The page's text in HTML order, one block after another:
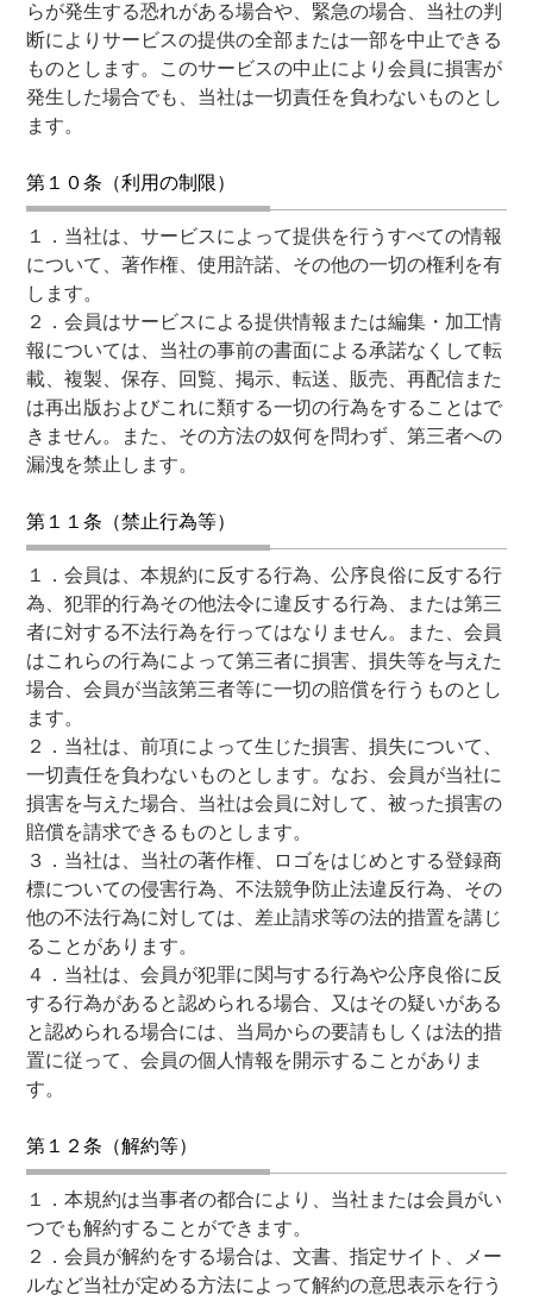
らが発生する恐れがある場合や、緊急の場合、当社の判
断によりサービスの提供の全部または一部を中止できる
ものとします。このサービスの中止により会員に損害が
発生した場合でも、当社は一切責任を負わないものとし
ます。
第１０条（利用の制限）
１．当社は、サービスによって提供を行うすべての情報
について、著作権、使用許諾、その他の一切の権利を有
します。
２．会員はサービスによる提供情報または編集・加工情
報については、当社の事前の書面による承諾なくして転
載、複製、保存、回覧、掲示、転送、販売、再配信また
は再出版およびこれに類する一切の行為をすることはで
きません。また、その方法の奴何を問わず、第三者への
漏洩を禁止します。
第１１条（禁止行為等）
１．会員は、本規約に反する行為、公序良俗に反する行
為、犯罪的行為その他法令に違反する行為、または第三
者に対する不法行為を行ってはなりません。また、会員
はこれらの行為によって第三者に損害、損失等を与えた
場合、会員が当該第三者等に一切の賠償を行うものとし
ます。
２．当社は、前項によって生じた損害、損失について、
一切責任を負わないものとします。なお、会員が当社に
損害を与えた場合、当社は会員に対して、被った損害の
賠償を請求できるものとします。
３．当社は、当社の著作権、ロゴをはじめとする登録商
標についての侵害行為、不法競争防止法違反行為、その
他の不法行為に対しては、差止請求等の法的措置を講じ
ることがあります。
４．当社は、会員が犯罪に関与する行為や公序良俗に反
する行為があると認められる場合、又はその疑いがある
と認められる場合には、当局からの要請もしくは法的措
置に従って、会員の個人情報を開示することがありま
す。
第１２条（解約等）
１．本規約は当事者の都合により、当社または会員がい
つでも解約することができます。
２．会員が解約をする場合は、文書、指定サイト、メー
ルなど当社が定める方法によって解約の意思表示を行う